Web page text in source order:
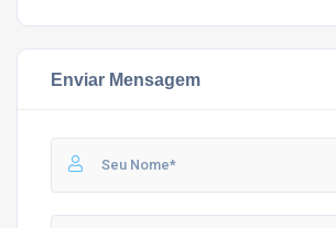
Enviar Mensagem